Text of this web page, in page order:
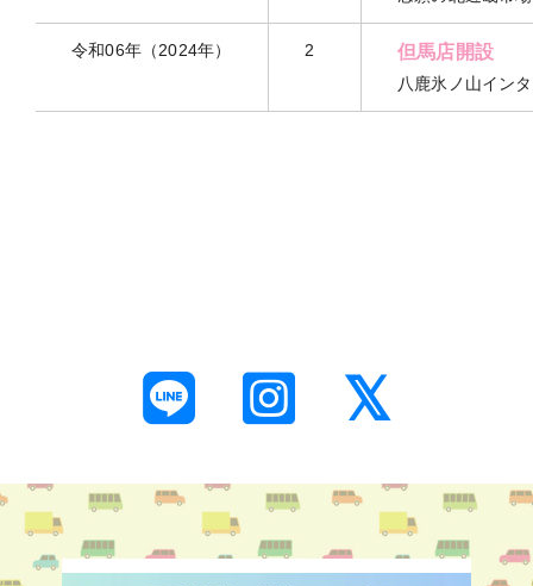
令和06年（2024年） 2 但馬店開設
八鹿氷ノ山イン